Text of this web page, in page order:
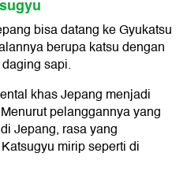
bisa datang ke Gyukatsu
berupa katsu dengan
sapi.
khas Jepang menjadi
pelanggannya yang
Jepang, rasa yang
mirip seperti di